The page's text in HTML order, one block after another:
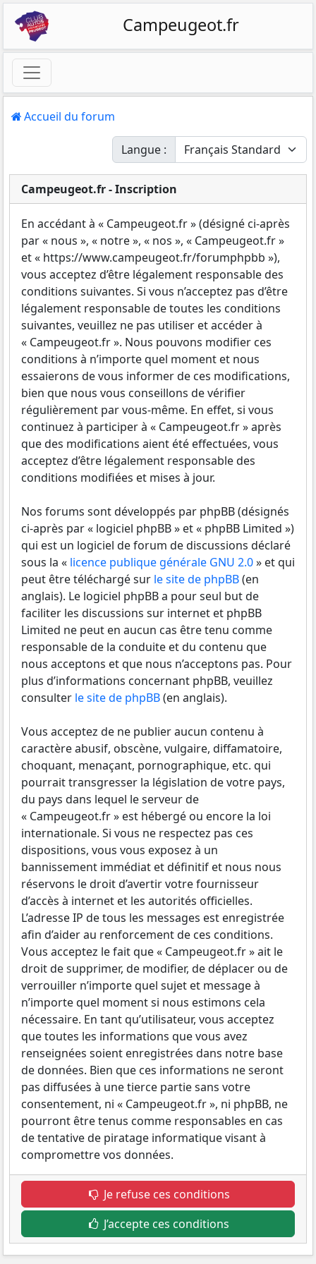
Campeugeot.fr
Accueil du forum
Langue :
Campeugeot.fr - Inscription
En accédant à « Campeugeot.fr » (désigné ci-après
par « nous », « notre », « nos », « Campeugeot.fr »
et « https://www.campeugeot.fr/forumphpbb »),
vous acceptez d’être légalement responsable des
conditions suivantes. Si vous n’acceptez pas d’être
légalement responsable de toutes les conditions
suivantes, veuillez ne pas utiliser et accéder à
« Campeugeot.fr ». Nous pouvons modifier ces
conditions à n’importe quel moment et nous
essaierons de vous informer de ces modifications,
bien que nous vous conseillons de vérifier
régulièrement par vous-même. En effet, si vous
continuez à participer à « Campeugeot.fr » après
que des modifications aient été effectuées, vous
acceptez d’être légalement responsable des
conditions modifiées et mises à jour.
Nos forums sont développés par phpBB (désignés
ci-après par « logiciel phpBB » et « phpBB Limited »)
qui est un logiciel de forum de discussions déclaré
sous la « licence publique générale GNU 2.0» et qui
peut être téléchargé sur le site de phpBB(en
anglais). Le logiciel phpBB a pour seul but de
faciliter les discussions sur internet et phpBB
Limited ne peut en aucun cas être tenu comme
responsable de la conduite et du contenu que
nous acceptons et que nous n’acceptons pas. Pour
plus d’informations concernant phpBB, veuillez
consulter le site de phpBB(en anglais).
Vous acceptez de ne publier aucun contenu à
caractère abusif, obscène, vulgaire, diffamatoire,
choquant, menaçant, pornographique, etc. qui
pourrait transgresser la législation de votre pays,
du pays dans lequel le serveur de
« Campeugeot.fr » est hébergé ou encore la loi
internationale. Si vous ne respectez pas ces
dispositions, vous vous exposez à un
bannissement immédiat et définitif et nous nous
réservons le droit d’avertir votre fournisseur
d’accès à internet et les autorités officielles.
L’adresse IP de tous les messages est enregistrée
afin d’aider au renforcement de ces conditions.
Vous acceptez le fait que « Campeugeot.fr » ait le
droit de supprimer, de modifier, de déplacer ou de
verrouiller n’importe quel sujet et message à
n’importe quel moment si nous estimons cela
nécessaire. En tant qu’utilisateur, vous acceptez
que toutes les informations que vous avez
renseignées soient enregistrées dans notre base
de données. Bien que ces informations ne seront
pas diffusées à une tierce partie sans votre
consentement, ni « Campeugeot.fr », ni phpBB, ne
pourront être tenus comme responsables en cas
de tentative de piratage informatique visant à
compromettre vos données.
Je refuse ces conditions
J’accepte ces conditions